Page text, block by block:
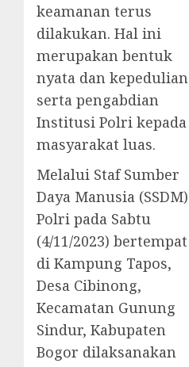
keamanan terus
dilakukan. Hal ini
merupakan bentuk
nyata dan kepedulian
serta pengabdian
Institusi Polri kepada
masyarakat luas.
Melalui Staf Sumber
Daya Manusia (SSDM)
Polri pada Sabtu
(4/11/2023) bertempat
di Kampung Tapos,
Desa Cibinong,
Kecamatan Gunung
Sindur, Kabupaten
Bogor dilaksanakan